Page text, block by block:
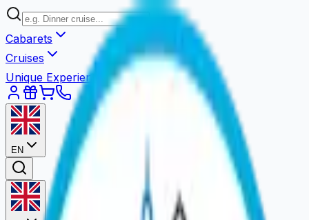
Cabarets
Cruises
Unique Experiences
EN